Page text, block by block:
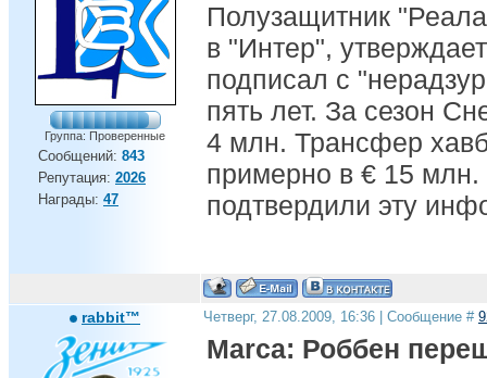
Группа: Проверенные
Сообщений: 843
Репутация: 2026
Награды: 47
Полузащитник
в "Интер",
подписал с
пять лет. За сезон
4 млн. Трансфер
примерно в € 15
подтвердили эту
rabbit™ Четверг, 27.08.2009, 16:36 | Сообщение #
Marca: Роббен